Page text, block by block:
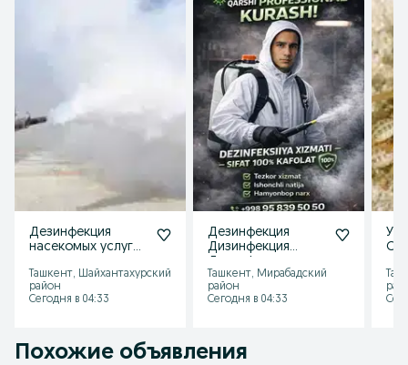
Дезинфекция
насекомых услуга
тараканов
Ташкент, Шайхантахурский
район
Сегодня в 04:33
Дезинфекция
Дизинфекция
и таракан
Ташкент, Мирабадский
район
Сегодня в 04:33
Похожие объявления